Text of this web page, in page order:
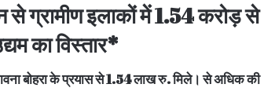
से ग्रामीण इलाकों में 1.54 करोड़ से
का विस्तार*
बोहरा के प्रयास से 1.54 लाख रु. मिले। से अधिक की